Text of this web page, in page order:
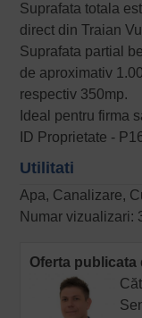
Suprafata totala
direct din Traian
Suprafata partial
de aproximativ
respectiv 350mp.
Ideal pentru firma
ID Proprietate -
Utilitati
Apa, Canalizare,
Numar vizualizari:
Oferta publicata